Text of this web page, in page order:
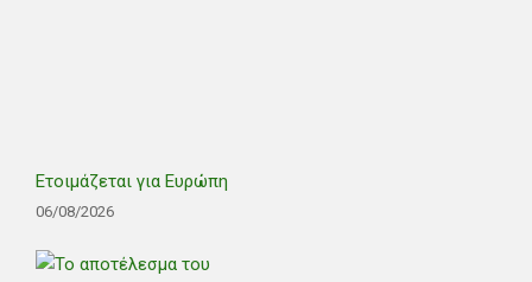
Ετοιμάζεται για Ευρώπη
06/08/2026